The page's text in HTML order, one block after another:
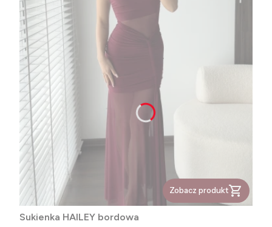
Zobacz produkt
Sukienka HAILEY bordowa